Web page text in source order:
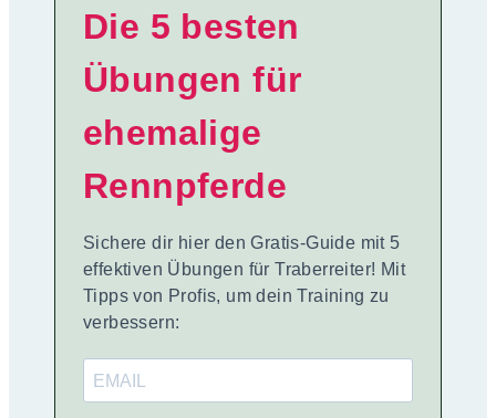
Die 5 besten
Übungen für
ehemalige
Rennpferde
Sichere dir hier den Gratis-Guide mit 5
effektiven Übungen für Traberreiter! Mit
Tipps von Profis, um dein Training zu
verbessern: